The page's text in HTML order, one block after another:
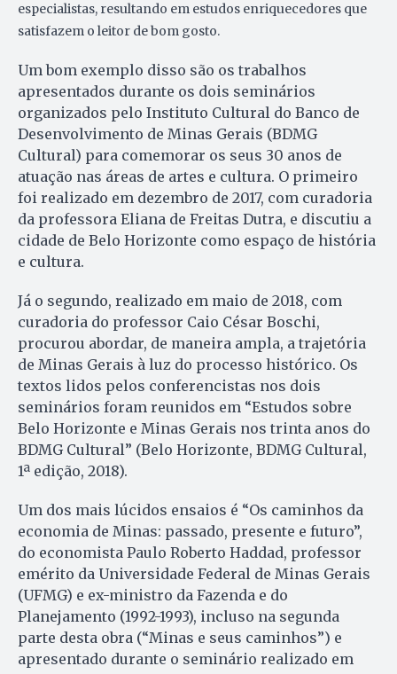
especialistas, resultando em estudos enriquecedores que
satisfazem o leitor de bom gosto.
Um bom exemplo disso são os trabalhos
apresentados durante os dois seminários
organizados pelo Instituto Cultural do Banco de
Desenvolvimento de Minas Gerais (BDMG
Cultural) para comemorar os seus 30 anos de
atuação nas áreas de artes e cultura. O primeiro
foi realizado em dezembro de 2017, com curadoria
da professora Eliana de Freitas Dutra, e discutiu a
cidade de Belo Horizonte como espaço de história
e cultura.
Já o segundo, realizado em maio de 2018, com
curadoria do professor Caio César Boschi,
procurou abordar, de maneira ampla, a trajetória
de Minas Gerais à luz do processo histórico. Os
textos lidos pelos conferencistas nos dois
seminários foram reunidos em “Estudos sobre
Belo Horizonte e Minas Gerais nos trinta anos do
BDMG Cultural” (Belo Horizonte, BDMG Cultural,
1ª edição, 2018).
Um dos mais lúcidos ensaios é “Os caminhos da
economia de Minas: passado, presente e futuro”,
do economista Paulo Roberto Haddad, professor
emérito da Universidade Federal de Minas Gerais
(UFMG) e ex-ministro da Fazenda e do
Planejamento (1992-1993), incluso na segunda
parte desta obra (“Minas e seus caminhos”) e
apresentado durante o seminário realizado em